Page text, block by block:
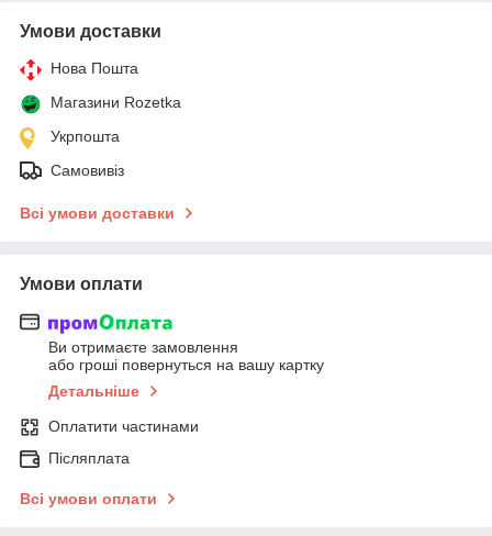
Умови доставки
Нова Пошта
Магазини Rozetka
Укрпошта
Самовивіз
Всі умови доставки
Умови оплати
Ви отримаєте замовлення
або гроші повернуться на вашу картку
Детальніше
Оплатити частинами
Післяплата
Всі умови оплати